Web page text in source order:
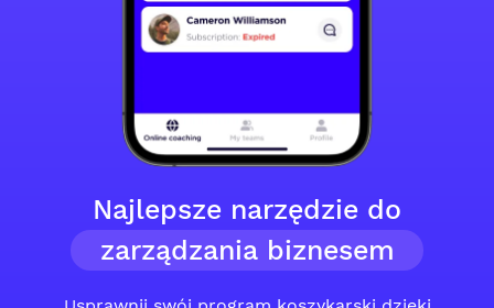
Najlepsze narzędzie do
zarządzania biznesem